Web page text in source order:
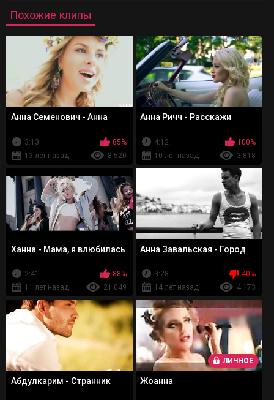
Похожие клипы
Анна Семенович - Анна
3:13
85%
13 лет назад
8 520
Анна Ричч - Расскажи
4:12
100%
10 лет назад
3 818
Ханна - Мама, я влюбилась
2:41
88%
11 лет назад
21 049
Анна Завальская - Город
3:28
40%
14 лет назад
4 173
Абдулкарим - Странник
ЛИЧНОЕ
Жоанна